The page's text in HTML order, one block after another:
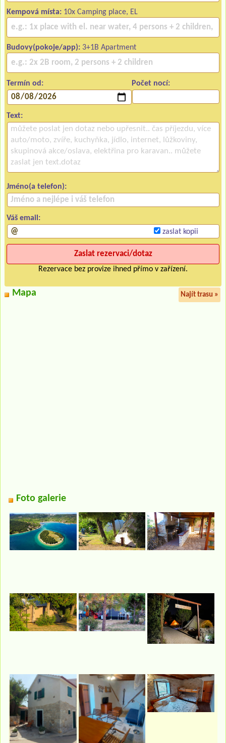
Kempová místa: 10x Camping place, EL
Budovy(pokoje/app): 3+1B Apartment
Termín od: Počet nocí:
Text:
Jméno(a telefon):
Váš email:
zaslat kopii
Rezervace bez provize ihned přímo v zařízení.
Mapa Najít trasu »
Foto galerie